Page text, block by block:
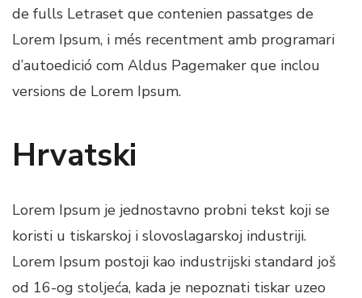
de fulls Letraset que contenien passatges de
Lorem Ipsum, i més recentment amb programari
d’autoedició com Aldus Pagemaker que inclou
versions de Lorem Ipsum.
Hrvatski
Lorem Ipsum je jednostavno probni tekst koji se
koristi u tiskarskoj i slovoslagarskoj industriji.
Lorem Ipsum postoji kao industrijski standard još
od 16-og stoljeća, kada je nepoznati tiskar uzeo